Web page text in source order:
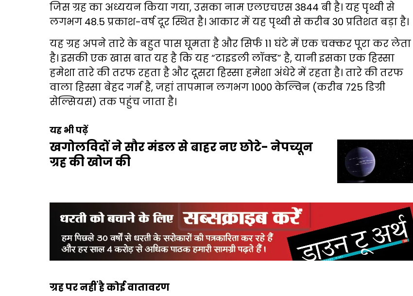
जिस ग्रह का अध्ययन किया गया, उसका नाम एलएचएस 3844 बी है। यह पृथ्वी से
लगभग 48.5 प्रकाश-वर्ष दूर स्थित है। आकार में यह पृथ्वी से करीब 30 प्रतिशत बड़ा है।
यह ग्रह अपने तारे के बहुत पास घूमता है और सिर्फ 11 घंटे में एक चक्कर पूरा कर लेता
है। इसकी एक खास बात यह है कि यह “टाइडली लॉक्ड” है, यानी इसका एक हिस्सा
हमेशा तारे की तरफ रहता है और दूसरा हिस्सा हमेशा अंधेरे में रहता है। तारे की तरफ
वाला हिस्सा बेहद गर्म है, जहां तापमान लगभग 1000 केल्विन (करीब 725 डिग्री
सेल्सियस) तक पहुंच जाता है।
यह भी पढ़ें
खगोलविदों ने सौर मंडल से बाहर नए छोटे- नेपच्यून
ग्रह की खोज की
ग्रह पर नहीं है कोई वातावरण